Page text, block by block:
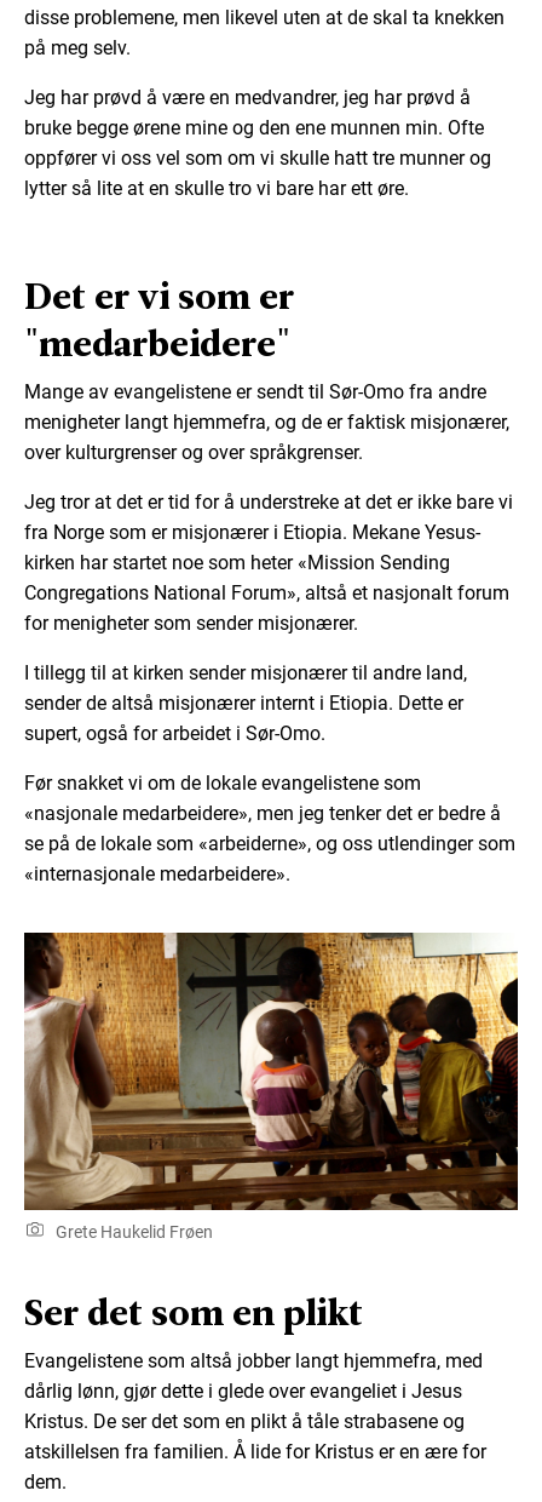
disse problemene, men likevel uten at de skal ta knekken
på meg selv.
Jeg har prøvd å være en medvandrer, jeg har prøvd å
bruke begge ørene mine og den ene munnen min. Ofte
oppfører vi oss vel som om vi skulle hatt tre munner og
lytter så lite at en skulle tro vi bare har ett øre.
Det er vi som er
"medarbeidere"
Mange av evangelistene er sendt til Sør-Omo fra andre
menigheter langt hjemmefra, og de er faktisk misjonærer,
over kulturgrenser og over språkgrenser.
Jeg tror at det er tid for å understreke at det er ikke bare vi
fra Norge som er misjonærer i Etiopia. Mekane Yesus-
kirken har startet noe som heter «Mission Sending
Congregations National Forum», altså et nasjonalt forum
for menigheter som sender misjonærer.
I tillegg til at kirken sender misjonærer til andre land,
sender de altså misjonærer internt i Etiopia. Dette er
supert, også for arbeidet i Sør-Omo.
Før snakket vi om de lokale evangelistene som
«nasjonale medarbeidere», men jeg tenker det er bedre å
se på de lokale som «arbeiderne», og oss utlendinger som
«internasjonale medarbeidere».
Grete Haukelid Frøen
Ser det som en plikt
Evangelistene som altså jobber langt hjemmefra, med
dårlig lønn, gjør dette i glede over evangeliet i Jesus
Kristus. De ser det som en plikt å tåle strabasene og
atskillelsen fra familien. Å lide for Kristus er en ære for
dem.